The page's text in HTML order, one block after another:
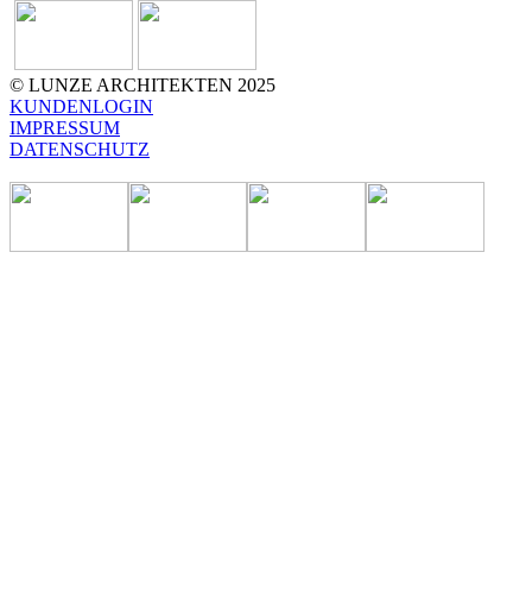
© LUNZE ARCHITEKTEN 2025
KUNDENLOGIN
IMPRESSUM
DATENSCHUTZ